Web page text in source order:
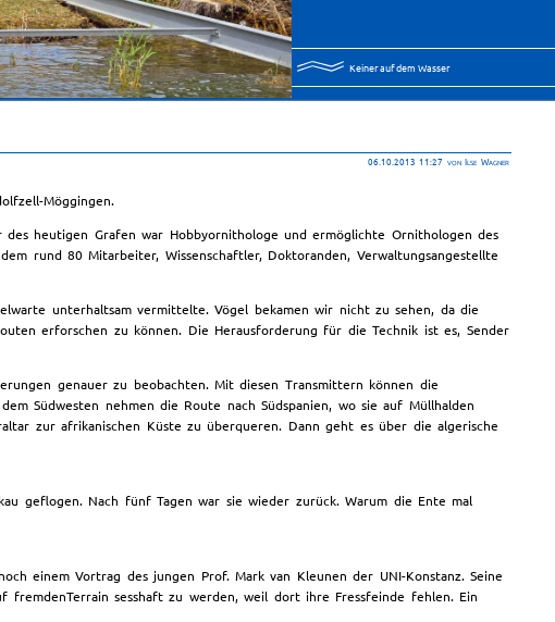
Keiner auf dem Wasser
06.10.2013 11:27 von Ilse Wagner
Möggingen.
heutigen Grafen war Hobbyornithologe und ermöglichte Ornithologen des
rund 80 Mitarbeiter, Wissenschaftler, Doktoranden, Verwaltungsangestellte
unterhaltsam vermittelte. Vögel bekamen wir nicht zu sehen, da die
erforschen zu können. Die Herausforderung für die Technik ist es, Sender
genauer zu beobachten. Mit diesen Transmittern können die
Südwesten nehmen die Route nach Südspanien, wo sie auf Müllhalden
zur afrikanischen Küste zu überqueren. Dann geht es über die algerische
geflogen. Nach fünf Tagen war sie wieder zurück. Warum die Ente mal
einem Vortrag des jungen Prof. Mark van Kleunen der UNI-Konstanz. Seine
fremdenTerrain sesshaft zu werden, weil dort ihre Fressfeinde fehlen. Ein